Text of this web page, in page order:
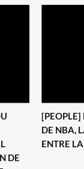
DE
[PEOPLE]
DE NBA,
ENTRE